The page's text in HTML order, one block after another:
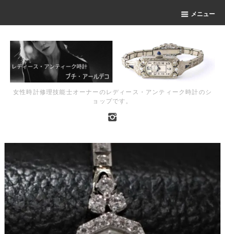
メニュー
女性時計修理技能士オーナーのレディース・アンティーク時計のシ
ョップです。